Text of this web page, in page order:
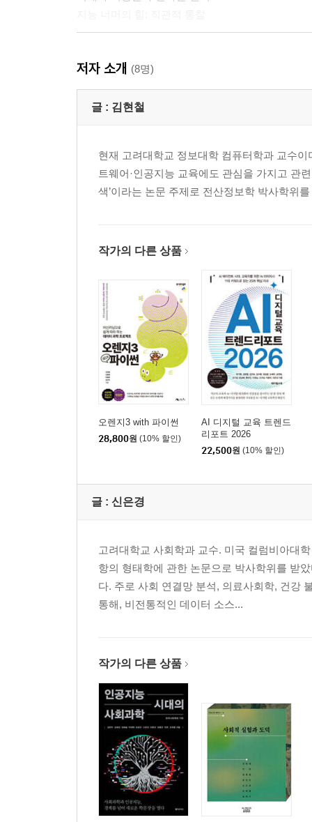
숫자 속에 숨은 삶의 진실
세상을 기록하는 보이지 않는 흔적
데이터를 읽는 무기: 호기심, 문제 해결적 사고, 맥
AI는 어떻게 취향을 알아내는가?
스스로 정답을 깨닫는 기계
엔진을 조종하는 전략: 창의적 사고, 문제 해결적
'정상' 판정 이면의 진실
블랙박스를 여는 열쇠: 성찰적 사고
5. 창작하는 기계의 시대: 생성형 AI
AI의 문장과 사람의 마음
기계가 세상을 짓는 방식
진심을 전하는 감각: 사회·관계적 사고
'동의' 클릭 후 벌어지는 일들
데이터가 던지는 도덕적 질문들
7. 실행하는 지능: 에이전틱 AI와 피지컬 AI
주체적 위임의 지혜: 주체성
8. 기술과 산업이 함께 만드는 변화: AI+X
기계와 인간이 동료가 된 현장
9. 인간과 기술의 공존: AI 협업
비서로 쓸 것인가, 상전으로 모실 것인가
인공지능을 믿되 검증하는 법
함께 살아가는 지혜: 윤리적 사고, 비판적 사고, 맥
10. 공공선을 위한 기술: AI for Good
쓰레기통이 스스로 생각한다면
사각지대를 비추는 기술의 실천과 원칙
저자 소개 (8명)
글 : 김현철
현재 고려대학교 정보대학 컴퓨터학과 교수
트웨어·인공지능 교육에도 관심을 가지고 관
색’이라는 논문 주제로 전산정보학 박사학위
작가의 다른 상품
오렌지3 with 파이썬
28,800원 (10% 할인)
AI 디지털 교육 트렌드
리포트 2026
22,500원 (10% 할인)
글 : 신은경
고려대학교 사회학과 교수. 미국 컬럼비아대
항의 형태학에 관한 논문으로 박사학위를 받
다. 주로 사회 연결망 분석, 의료사회학, 건강
통해, 비전통적인 데이터 소스...
작가의 다른 상품